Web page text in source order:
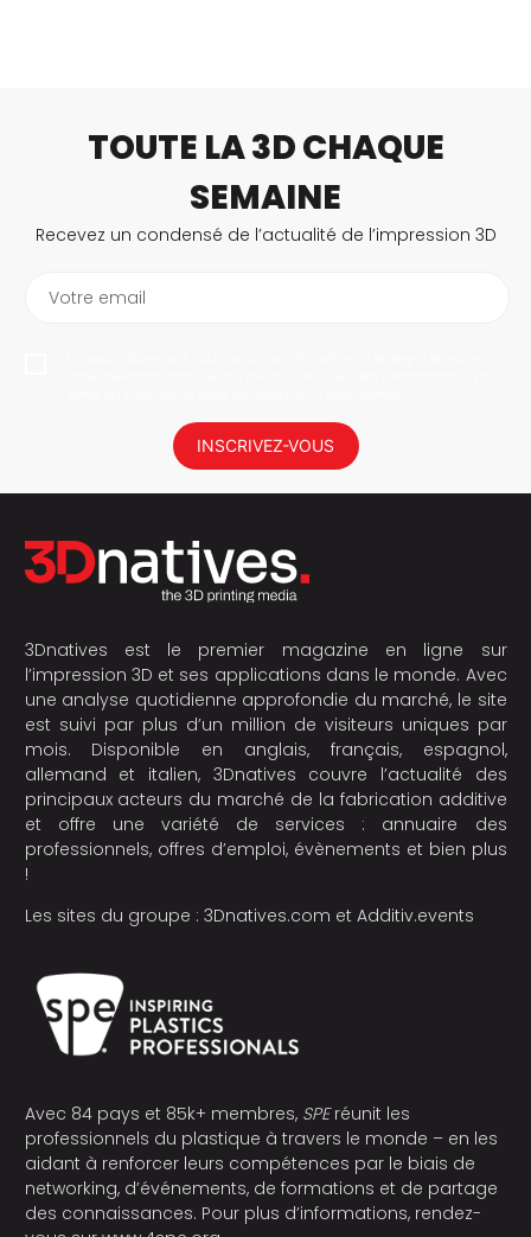
TOUTE LA 3D CHAQUE
SEMAINE
Recevez un condensé de l’actualité de l’impression 3D
Votre email
INSCRIVEZ-VOUS
3Dnatives est le premier magazine en ligne sur
l’impression 3D et ses applications dans le monde. Avec
une analyse quotidienne approfondie du marché, le site
est suivi par plus d’un million de visiteurs uniques par
mois. Disponible en anglais, français, espagnol,
allemand et italien, 3Dnatives couvre l’actualité des
principaux acteurs du marché de la fabrication additive
et offre une variété de services : annuaire des
professionnels, offres d’emploi, évènements et bien plus
!
Les sites du groupe : 3Dnatives.com et Additiv.events
Avec 84 pays et 85k+ membres, SPEréunit les
professionnels du plastique à travers le monde – en les
aidant à renforcer leurs compétences par le biais de
networking, d’événements, de formations et de partage
des connaissances. Pour plus d’informations, rendez-